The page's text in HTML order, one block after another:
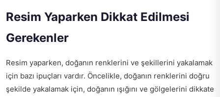
Resim Yaparken Dikkat Edilmesi
Gerekenler
Resim yaparken, doğanın renklerini ve şekillerini yakalamak
için bazı ipuçları vardır. Öncelikle, doğanın renklerini doğru
şekilde yakalamak için, doğanın ışığını ve gölgelerini dikkate